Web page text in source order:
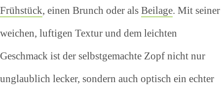
Frühstück, einen Brunch oder als Beilage. Mit seiner
weichen, luftigen Textur und dem leichten
Geschmack ist der selbstgemachte Zopf nicht nur
unglaublich lecker, sondern auch optisch ein echter